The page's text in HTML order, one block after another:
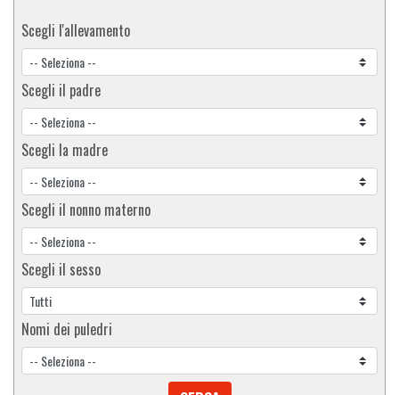
Scegli l'allevamento
Scegli il padre
Scegli la madre
Scegli il nonno materno
Scegli il sesso
Nomi dei puledri